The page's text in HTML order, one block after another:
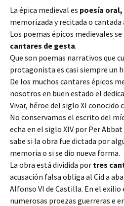
La épica medieval es poesía oral,
memorizada y recitada o
Los poemas épicos medievales
cantares de gesta.
Que son poemas narrativos que
protagonista es casi siempre un
De los muchos cantares épicos
nosotros en buen estado el
Vivar, héroe del siglo XI conocido
No conservamos el escrito del
echa en el siglo XIV por Per Abbat
sabe si la obra fue dictada por
memoria o si se dio nueva forma.
La obra está dividida por tres
acusación falsa obliga al Cid a
Alfonso VI de Castilla. En el
numerosas proezas guerreras e